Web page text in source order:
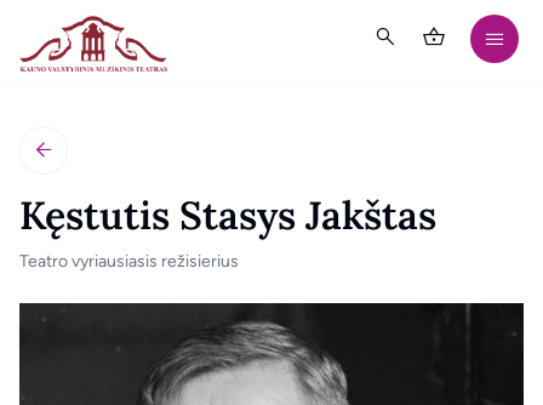
Kęstutis Stasys Jakštas
Teatro vyriausiasis režisierius